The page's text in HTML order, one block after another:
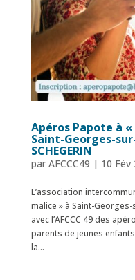
Apéros Papote à
Saint-Georges-
SCHEGERIN
par AFCCC49 | 10 Fév
L’association
malice » à Saint-
avec l’AFCCC 49 des
parents de jeunes
la...